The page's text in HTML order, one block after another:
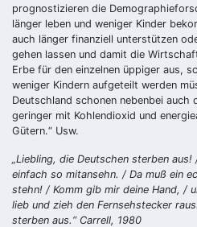
prognostizieren die
länger leben und weniger Kinder
auch länger finanziell unterstützen
gehen lassen und damit die
Erbe für den einzelnen üppiger aus,
weniger Kindern aufgeteilt werden
Deutschland schonen nebenbei auch
geringer mit Kohlendioxid und
Gütern.“ Usw.
„Liebling, die Deutschen sterben
einfach so mitansehn. / Da muß ein
stehn! / Komm gib mir deine Hand, /
lieb und zieh den Fernsehstecker
sterben aus.“ Carrell, 1980